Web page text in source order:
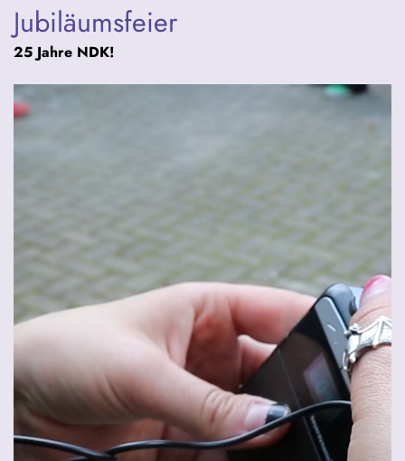
Jubiläumsfeier
25 Jahre NDK!